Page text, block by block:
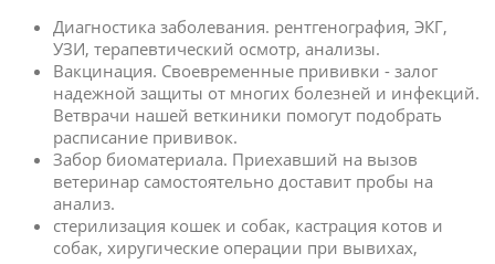
Диагностика заболевания. рентгенография, ЭКГ,
УЗИ, терапевтический осмотр, анализы.
Вакцинация. Своевременные прививки - залог
надежной защиты от многих болезней и инфекций.
Ветврачи нашей веткиники помогут подобрать
расписание прививок.
Забор биоматериала. Приехавший на вызов
ветеринар самостоятельно доставит пробы на
анализ.
стерилизация кошек и собак, кастрация котов и
собак, хиругические операции при вывихах,